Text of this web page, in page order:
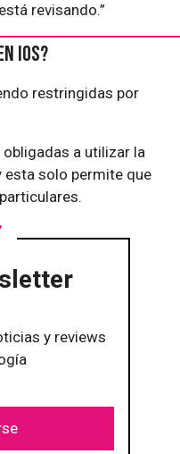
revisando.”
iOS?
restringidas por
obligadas a utilizar la
esta solo permite que
y reviews